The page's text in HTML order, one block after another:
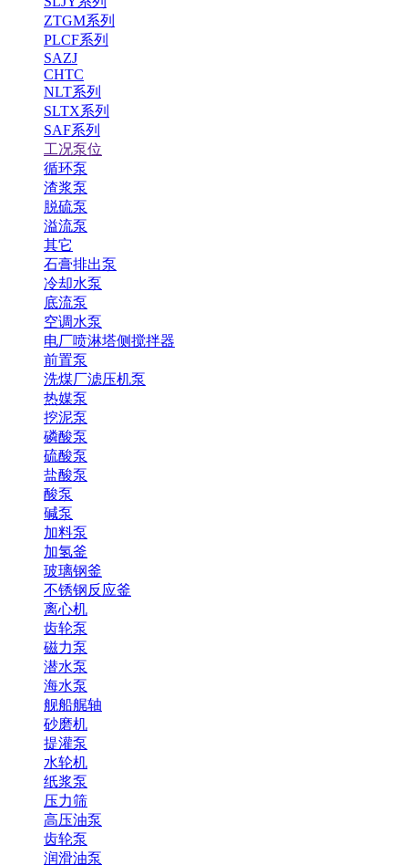
ZTGM系列
PLCF系列
SAZJ
CHTC
NLT系列
SLTX系列
SAF系列
工况泵位
循环泵
渣浆泵
脱硫泵
溢流泵
其它
石膏排出泵
冷却水泵
底流泵
空调水泵
电厂喷淋塔侧搅拌器
前置泵
洗煤厂滤压机泵
热媒泵
挖泥泵
磷酸泵
硫酸泵
盐酸泵
酸泵
碱泵
加料泵
加氢釜
玻璃钢釜
不锈钢反应釜
离心机
齿轮泵
磁力泵
潜水泵
海水泵
舰船艉轴
砂磨机
提灌泵
水轮机
纸浆泵
压力筛
高压油泵
齿轮泵
润滑油泵